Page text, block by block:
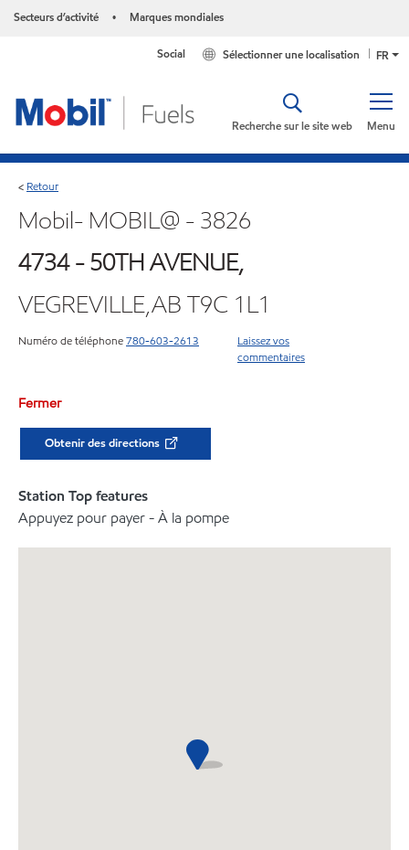
Secteurs d’activité • Marques mondiales
FR
Sélectionner une localisation
Social
Menu
Recherche sur le site web
< Retour
Mobil- MOBIL@ - 3826
4734 - 50TH AVENUE,
VEGREVILLE,AB T9C 1L1
Numéro de téléphone780-603-2613
Laissez vos
commentaires
Fermer
Obtenir des directions
Station Top features
Appuyez pour payer - À la pompe